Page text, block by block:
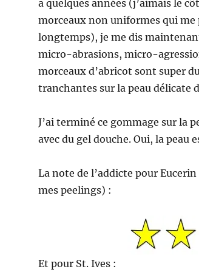
a quelques années (j’aimais le
morceaux non uniformes qui
longtemps), je me dis
micro-abrasions, micro-
morceaux d’abricot sont super
tranchantes sur la peau délicate
J’ai terminé ce gommage sur la
avec du gel douche. Oui, la peau
La note de l’addicte pour
mes peelings) :
Et pour St. Ives :